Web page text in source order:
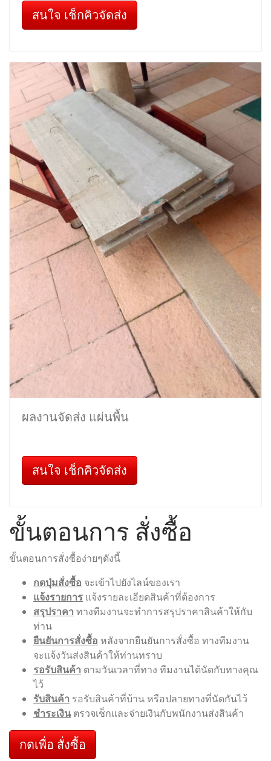
สนใจ เช็กคิวจัดส่ง
ผลงานจัดส่ง แผ่นพื้น
สนใจ เช็กคิวจัดส่ง
ขั้นตอนการ สั่งซื้อ
ขั้นตอนการสั่งซื้อง่ายๆดังนี้
กดปุ่มสั่งซื้อ จะเข้าไปยังไลน์ของเรา
แจ้งรายการ แจ้งรายละเอียดสินค้าที่ต้องการ
สรุปราคา ทางทีมงานจะทำการสรุปราคาสินค้าให้กับ
ท่าน
ยืนยันการสั่งซื้อ หลังจากยืนยันการสั่งซื้อ ทางทีมงาน
จะแจ้งวันส่งสินค้าให้ท่านทราบ
รอรับสินค้า ตามวันเวลาที่ทาง ทีมงานได้นัดกับทางคุณ
ไว้
รับสินค้า รอรับสินค้าที่บ้าน หรือปลายทางที่นัดกันไว้
ชำระเงิน ตรวจเช็กและจ่ายเงินกับพนักงานส่งสินค้า
กดเพื่อ สั่งซื้อ